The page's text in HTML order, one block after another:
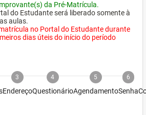
da Pré-Matrícula.
do Estudante será liberado somente à
aulas.
no Portal do Estudante durante
dias úteis do início do período
3
Endereço
4
Questionário
5
Agendamento
6
Senha